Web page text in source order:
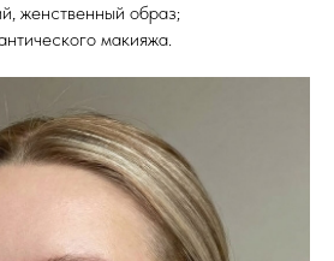
женственный образ;
макияжа.